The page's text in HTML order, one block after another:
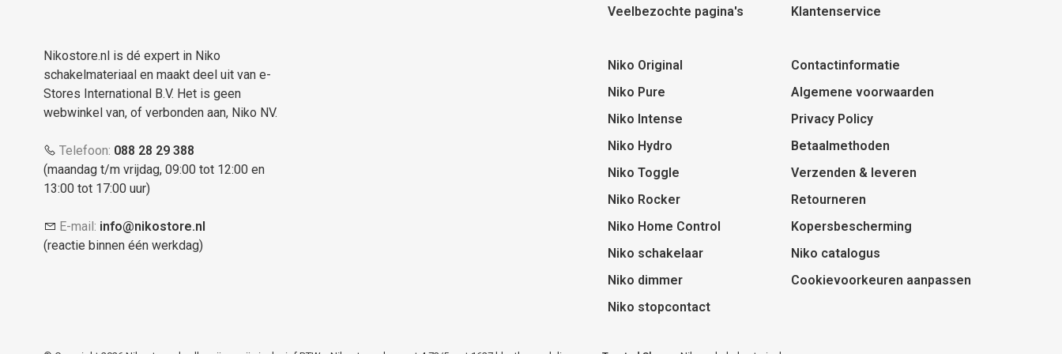
Nikostore.nl is dé expert in Niko
schakelmateriaal en maakt deel uit van e-
Stores International B.V. Het is geen
webwinkel van, of verbonden aan, Niko NV.
Telefoon: 088 28 29 388
(maandag t/m vrijdag, 09:00 tot 12:00 en
13:00 tot 17:00 uur)
E-mail: info@nikostore.nl
(reactie binnen één werkdag)
Veelbezochte pagina's
Niko Original
Niko Pure
Niko Intense
Niko Hydro
Niko Toggle
Niko Rocker
Niko Home Control
Niko schakelaar
Niko dimmer
Niko stopcontact
Klantenservice
Contactinformatie
Algemene voorwaarden
Privacy Policy
Betaalmethoden
Verzenden & leveren
Retourneren
Kopersbescherming
Niko catalogus
Cookievoorkeuren aanpassen